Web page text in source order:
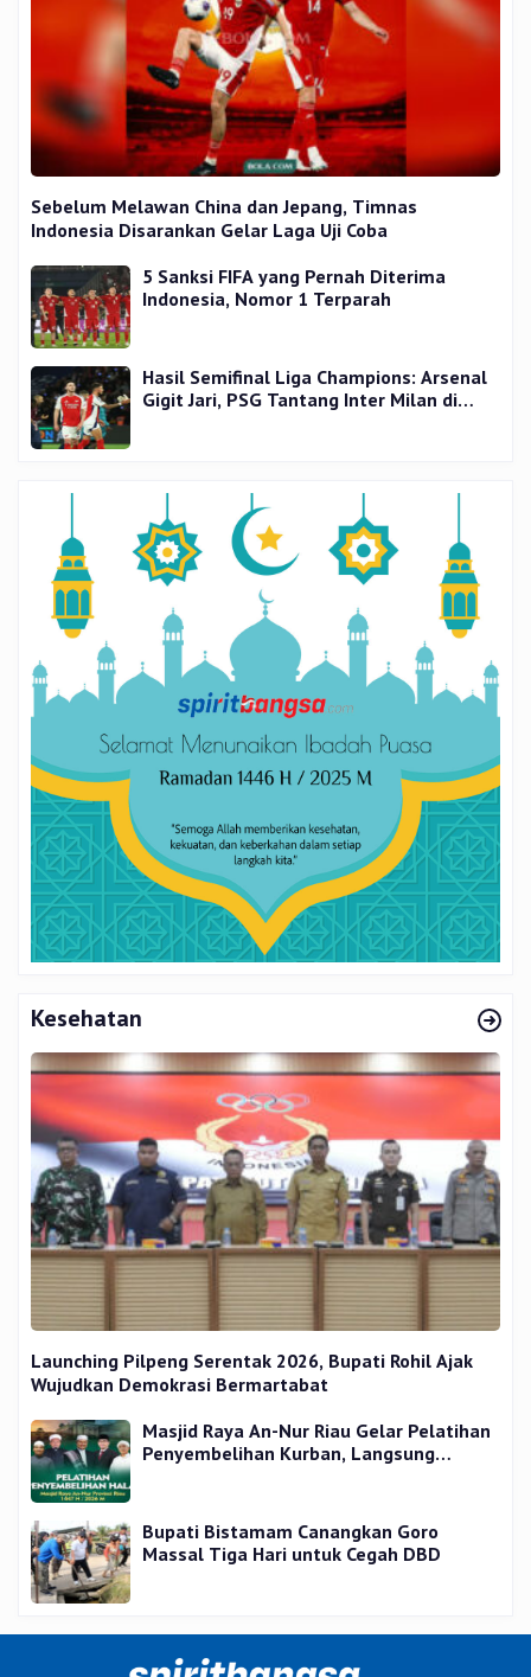
Sebelum Melawan China dan Jepang, Timnas
Indonesia Disarankan Gelar Laga Uji Coba
5 Sanksi FIFA yang Pernah Diterima
Indonesia, Nomor 1 Terparah
Hasil Semifinal Liga Champions: Arsenal
Gigit Jari, PSG Tantang Inter Milan di
Kesehatan
Launching Pilpeng Serentak 2026, Bupati Rohil Ajak
Wujudkan Demokrasi Bermartabat
Masjid Raya An-Nur Riau Gelar Pelatihan
Penyembelihan Kurban, Langsung
Bupati Bistamam Canangkan Goro
Massal Tiga Hari untuk Cegah DBD